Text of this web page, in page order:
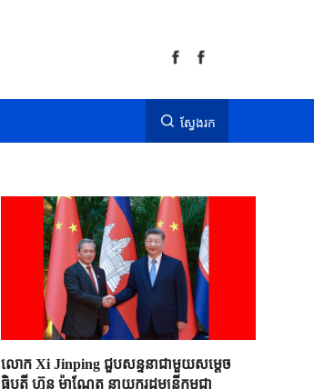
ស្វែងរក
លោក Xi Jinping ជួបសន្ទនាជាមួយសម្តេច
ធិបតី ហ៊ុន ម៉ាណែត នាយករដ្ឋមន្ត្រីកម្ពុជា